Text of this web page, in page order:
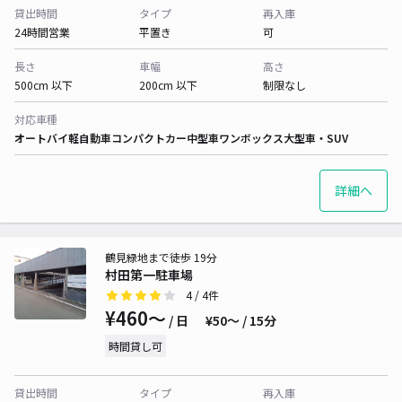
貸出時間
24時間営業
タイプ
平置き
再入庫
可
長さ
500cm 以下
車幅
200cm 以下
高さ
制限なし
対応車種
オートバイ軽自動車コンパクトカー中型車ワンボックス大型車・SUV
詳細へ
村田第一駐車場
鶴見緑地まで徒歩 19分
4/ 4件
¥460〜 / 日 ¥50〜 / 15分
時間貸し可
貸出時間 タイプ 再入庫